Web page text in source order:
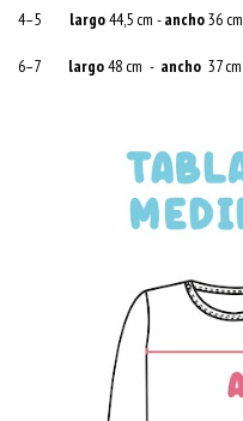
4–5 largo44,5 cm -ancho36 cm
6–7 largo48 cm - ancho 37 cm